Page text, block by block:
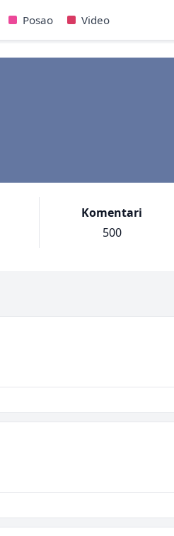
Posao Video
Komentari
500